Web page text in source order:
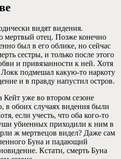
видят видения.
мертвый отец. Позже конечно
был в его облике, но сейчас
сестры, и только после этого
и привязанности к ней. Хотя
подмешал какую-то наркоту
и в правду напустил остров.
Кейт уже во втором сезоне
в обоих случаях видения были
если учесть, что оба кого-то
убиенных приходили к ним в
ж мертвецов видел? Даже сам
Буна и падающий
Кстати, смерть Буна